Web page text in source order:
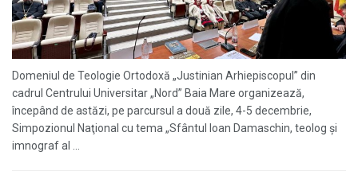
Domeniul de Teologie Ortodoxă „Justinian Arhiepiscopul” din
cadrul Centrului Universitar „Nord” Baia Mare organizează,
începând de astăzi, pe parcursul a două zile, 4-5 decembrie,
Simpozionul Naţional cu tema „Sfântul Ioan Damaschin, teolog și
imnograf al ...